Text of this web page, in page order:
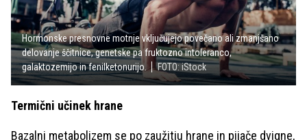
Hormonske presnovne motnje vključujejo povečano ali zmanjšano
delovanje ščitnice, genetske pa fruktozno intoleranco,
galaktozemijo in fenilketonurijo.
FOTO: iStock
Termični učinek hrane
Bazalni metabolizem se po zaužitju hrane in pijače dvigne,